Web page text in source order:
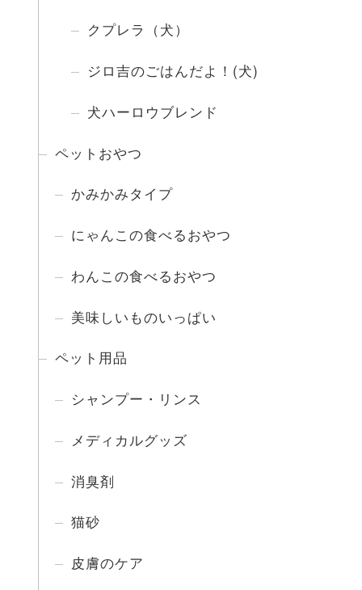
クプレラ（犬）
ジロ吉のごはんだよ！(犬)
犬ハーロウブレンド
ペットおやつ
かみかみタイプ
にゃんこの食べるおやつ
わんこの食べるおやつ
美味しいものいっぱい
ペット用品
シャンプー・リンス
メディカルグッズ
消臭剤
猫砂
皮膚のケア